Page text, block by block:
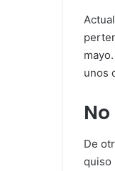
unos
De
quiso